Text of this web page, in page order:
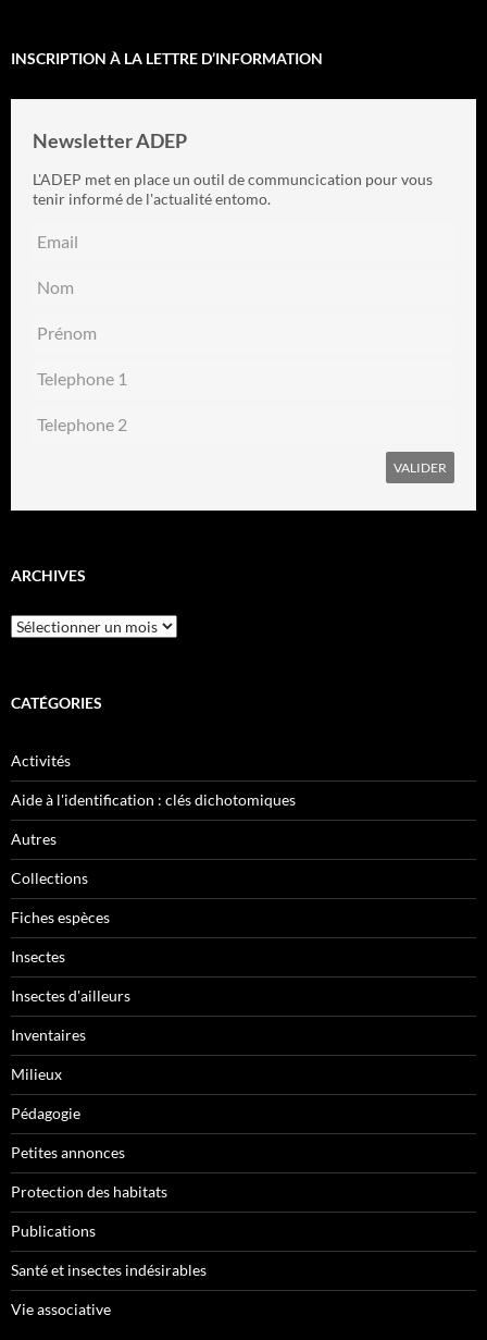
INSCRIPTION À LA LETTRE D’INFORMATION
Newsletter ADEP
L'ADEP met en place un outil de communcication pour vous
tenir informé de l'actualité entomo.
ARCHIVES
Archives
CATÉGORIES
Activités
Aide à l'identification : clés dichotomiques
Autres
Collections
Fiches espèces
Insectes
Insectes d'ailleurs
Inventaires
Milieux
Pédagogie
Petites annonces
Protection des habitats
Publications
Santé et insectes indésirables
Vie associative